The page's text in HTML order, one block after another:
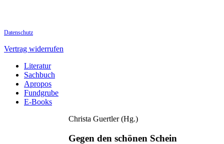
Datenschutz
Vertrag widerrufen
Literatur
Sachbuch
Apropos
Fundgrube
E-Books
Christa Guertler (Hg.)
Gegen den schönen Schein